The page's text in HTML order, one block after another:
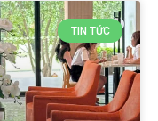
TIN TỨC